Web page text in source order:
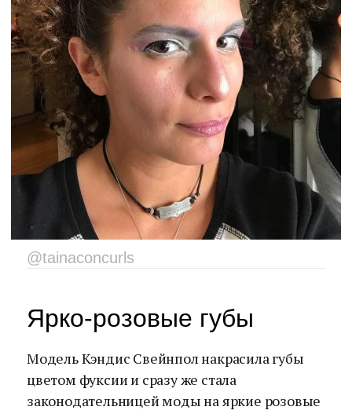
@tainaconcurls
Ярко-розовые губы
Модель Кэндис Свейнпол накрасила губы
цветом фуксии и сразу же стала
законодательницей моды на яркие розовые